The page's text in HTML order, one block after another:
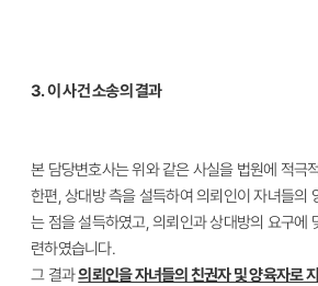
3. 이 사건 소송의 결과
본 담당변호사는 위와 같은 사실을 법원에 적극
한편, 상대방 측을 설득하여 의뢰인이 자녀들의
는 점을 설득하였고, 의뢰인과 상대방의 요구에
련하였습니다.
그 결과의뢰인을 자녀들의 친권자 및 양육자로